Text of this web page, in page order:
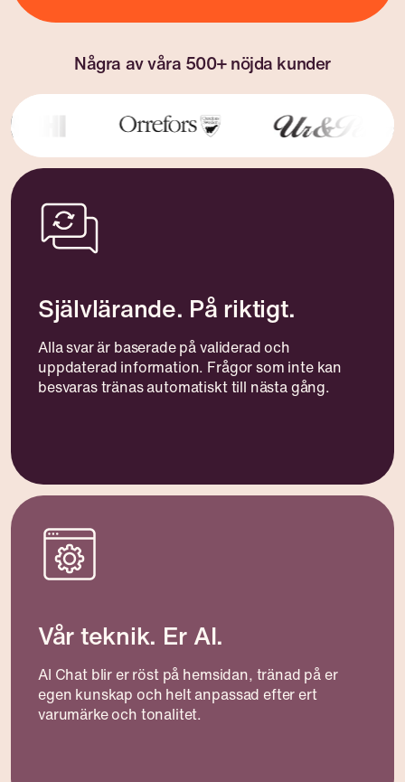
Några av våra 500+ nöjda kunder
Självlärande. På riktigt.
Alla svar är baserade på validerad och
uppdaterad information. Frågor som inte kan
besvaras tränas automatiskt till nästa gång.
Vår teknik. Er AI.
AI Chat blir er röst på hemsidan, tränad på er
egen kunskap och helt anpassad efter ert
varumärke och tonalitet.